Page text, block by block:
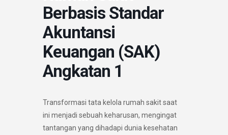
Berbasis Standar
Akuntansi
Keuangan (SAK)
Angkatan 1
Transformasi tata kelola rumah sakit saat
ini menjadi sebuah keharusan, mengingat
tantangan yang dihadapi dunia kesehatan